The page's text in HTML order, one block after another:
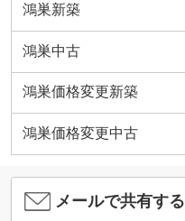
鴻巣新築
鴻巣中古
鴻巣価格変更新築
鴻巣価格変更中古
メールで共有する